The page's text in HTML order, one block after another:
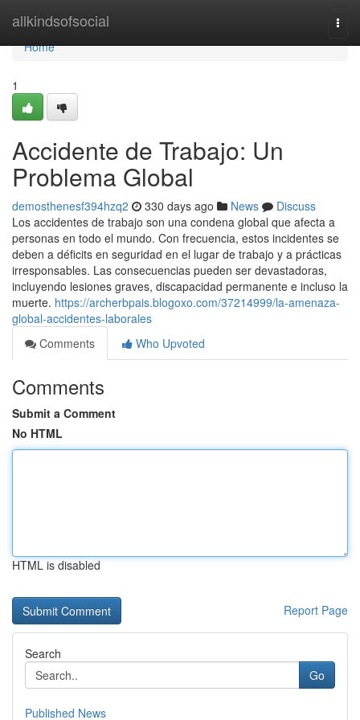
allkindsofsocial
Home
Home
1
Accidente de Trabajo: Un
Problema Global
demosthenesf394hzq2 330 days ago News
Discuss
Los accidentes de trabajo son una condena global que afecta a
personas en todo el mundo. Con frecuencia, estos incidentes se
deben a déficits en seguridad en el lugar de trabajo y a prácticas
irresponsables. Las consecuencias pueden ser devastadoras,
incluyendo lesiones graves, discapacidad permanente e incluso la
muerte. https://archerbpais.blogoxo.com/37214999/la-amenaza-
global-accidentes-laborales
Comments
Who Upvoted
Comments
Submit a Comment
No HTML
HTML is disabled
Report Page
Search
Go
Published News